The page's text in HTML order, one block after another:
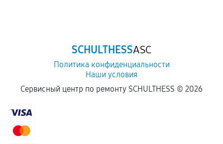
SCHULTHESSASC
Политика конфиденциальности
Наши условия
Сервисный центр по ремонту SCHULTHESS © 2026